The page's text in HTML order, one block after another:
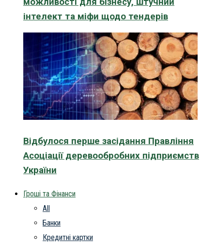
інтелект та міфи щодо тендерів
Відбулося перше засідання Правління
Асоціації деревообробних підприємств
України
Гроші та Фінанси
All
Банки
Кредитні картки